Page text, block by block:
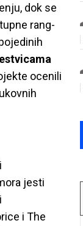
dok se
rang-
ocenili
jesti
i The